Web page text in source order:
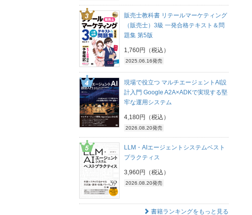
販売士教科書 リテールマーケティング
（販売士）3級 一発合格テキスト＆問
題集 第5版
1,760円（税込）
2025.06.16発売
現場で役立つ マルチエージェントAI設
計入門 Google A2A×ADKで実現する堅
牢な運用システム
4,180円（税込）
2026.08.20発売
LLM・AIエージェントシステムベスト
プラクティス
3,960円（税込）
2026.08.20発売
書籍ランキングをもっと見る